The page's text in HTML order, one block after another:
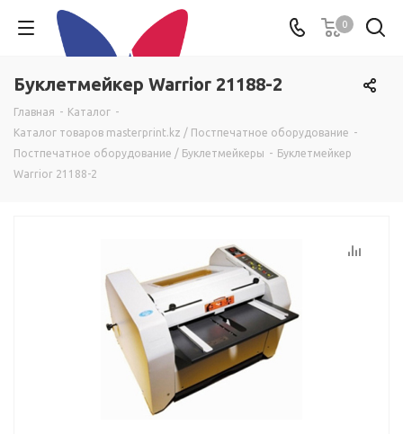
0
Буклетмейкер Warrior 21188-2
Главная - Каталог -
Каталог товаров masterprint.kz / Постпечатное оборудование -
Постпечатное оборудование / Буклетмейкеры - Буклетмейкер
Warrior 21188-2